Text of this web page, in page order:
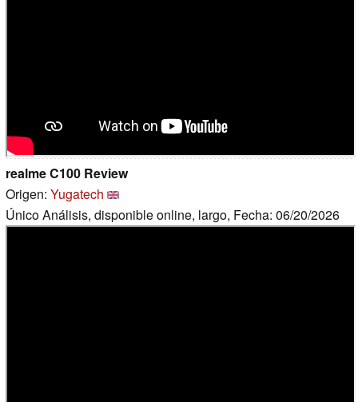
realme C100 Review
Origen: Yugatech
Único Análisis, disponible online, largo, Fecha: 06/20/2026